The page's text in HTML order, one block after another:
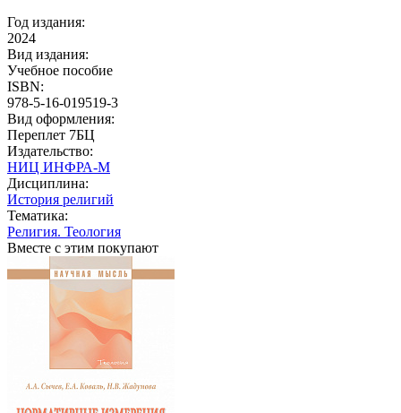
Год издания:
2024
Вид издания:
Учебное пособие
ISBN:
978-5-16-019519-3
Вид оформления:
Переплет 7БЦ
Издательство:
НИЦ ИНФРА-М
Дисциплина:
История религий
Тематика:
Религия. Теология
Вместе с этим покупают